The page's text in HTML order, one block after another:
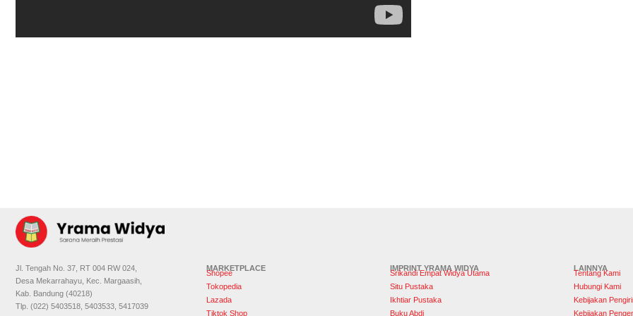
Jl. Tengah No. 37, RT 004 RW 024,
Desa Mekarrahayu, Kec. Margaasih,
Kab. Bandung (40218)
Tlp. (022) 5403518, 5403533, 5417039
MARKETPLACE
Shopee
Tokopedia
Lazada
Tiktok Shop
IMPRINT YRAMA WIDYA
Srikandi Empat Widya Utama
Situ Pustaka
Ikhtiar Pustaka
Buku Abdi
LAINNYA
Tentang Kami
Hubungi Kami
Kebijakan
Kebijakan